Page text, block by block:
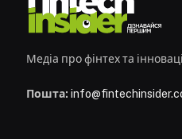
Медіа про фінтех та
Пошта: